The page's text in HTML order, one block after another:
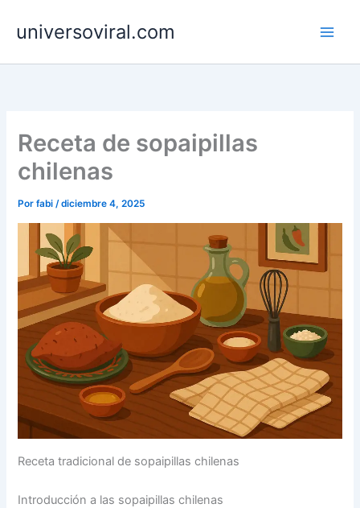
universoviral.com
Receta de sopaipillas
chilenas
Porfabi/diciembre 4, 2025
Receta tradicional de sopaipillas chilenas
Introducción a las sopaipillas chilenas